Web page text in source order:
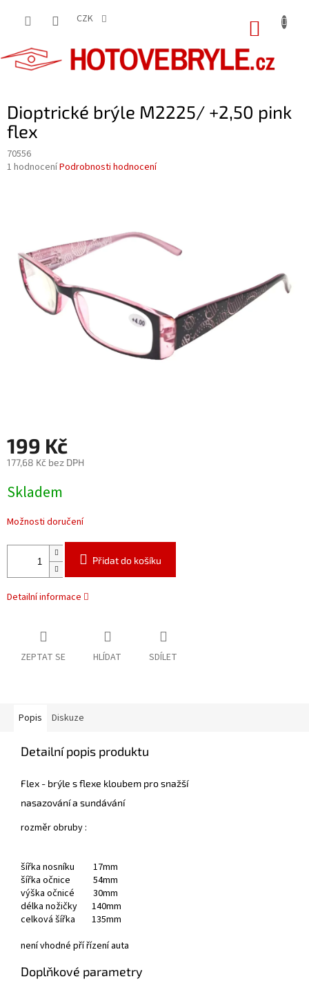
CZK
Dioptrické brýle M2225/ +2,50 pink
flex
70556
Průměrné
hvězdiček.
1 hodnoceníPodrobnosti hodnocení
199 Kč
177,68 Kč bez DPH
cena:
Skladem
Možnosti doručení
Přidat do košíku
Detailní informace
ZEPTAT SE HLÍDAT SDÍLET
Popis Diskuze
Detailní popis produktu
Flex - brýle s flexe kloubem pro snažší
nasazování a sundávání
rozměr obruby :
šířka nosníku 17mm
šířka očnice 54mm
výška očnicé 30mm
délka nožičky 140mm
celková šířka 135mm
není vhodné pří řízení auta
Doplňkové parametry